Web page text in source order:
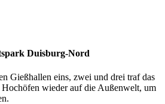
Duisburg-Nord
Gießhallen eins, zwei und drei traf das
Hochöfen wieder auf die Außenwelt, um